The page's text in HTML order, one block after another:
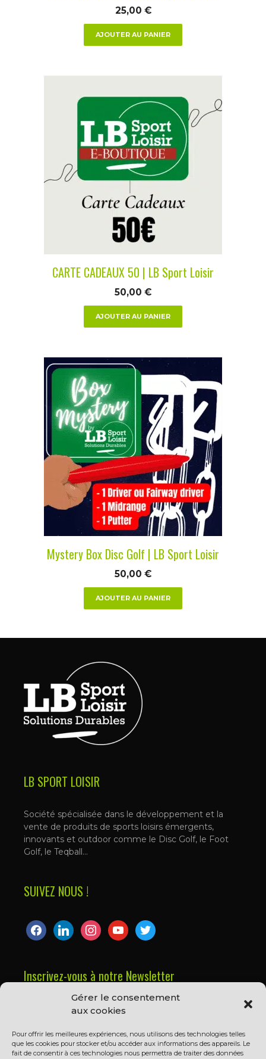
Gérer le consentement
aux cookies
Pour offrir les meilleures expériences, nous utilisons des technologies telles
que les cookies pour stocker et/ou accéder aux informations des appareils. Le
fait de consentir à ces technologies nous permettra de traiter des données
25,00 €
AJOUTER AU PANIER
CARTE CADEAUX 50 | LB Sport Loisir
50,00 €
AJOUTER AU PANIER
Mystery Box Disc Golf | LB Sport Loisir
50,00 €
AJOUTER AU PANIER
LB SPORT LOISIR
Société spécialisée dans le développement et la
vente de produits de sports loisirs émergents,
innovants et outdoor comme le Disc Golf, le Foot
Golf, le Teqball…
SUIVEZ NOUS !
facebooklinkedininstagramyoutubetwitter
Inscrivez-vous à notre Newsletter
Prénom ou nom complet
Email